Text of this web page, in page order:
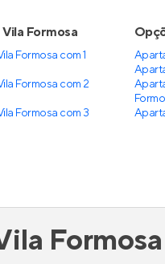
Ema,São
1 e 2
Em
Paulo
43